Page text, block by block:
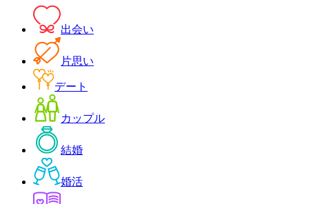
出会い
片思い
デート
カップル
結婚
婚活